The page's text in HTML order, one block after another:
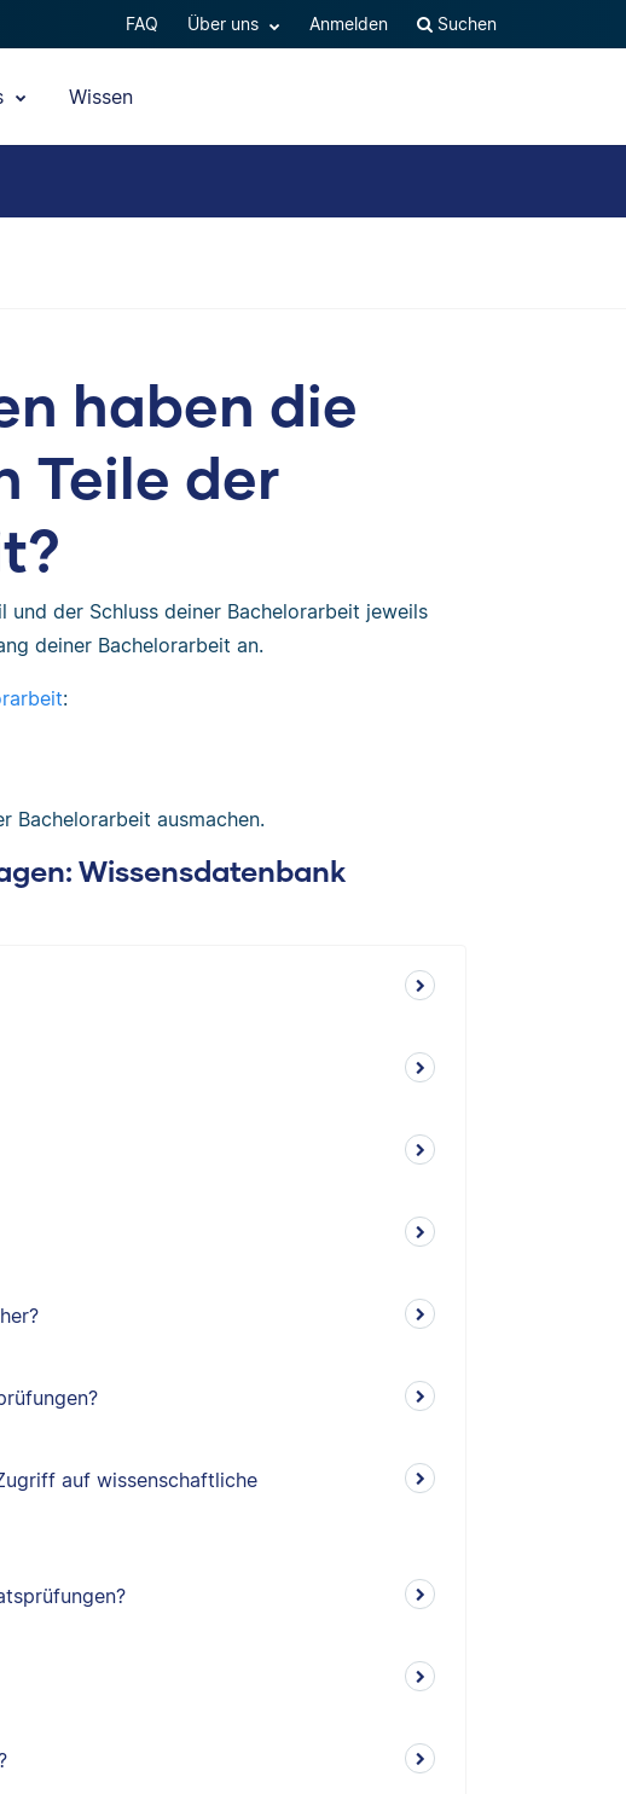
FAQ Über uns Anmelden Suchen
Wissen
haben die
Teile der
der Schluss deiner Bachelorarbeit jeweils
deiner Bachelorarbeit an.
:
Bachelorarbeit ausmachen.
Wissensdatenbank
auf wissenschaftliche